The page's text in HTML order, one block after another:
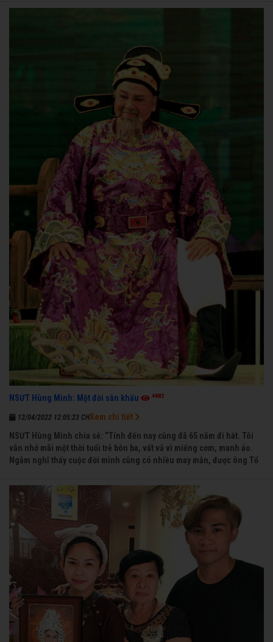
NSƯT Hùng Minh: Một đời sân khấu 4882
12/04/2022 12:05:23 CH
NSƯT Hùng Minh chia sẻ: “Tính đến nay cũng đã 65 năm đi hát. Tôi
vẫn nhớ mãi một thời tuổi trẻ bôn ba, vất vả vì miếng cơm, manh áo.
Ngẫm nghĩ thấy cuộc đời mình cũng có nhiều may mắn, được ông Tổ
trong dòng đời xuôi ngược nhận được những cơ may để từng bước
thành danh với nghiệp ca diễn”.
Xem chi tiết